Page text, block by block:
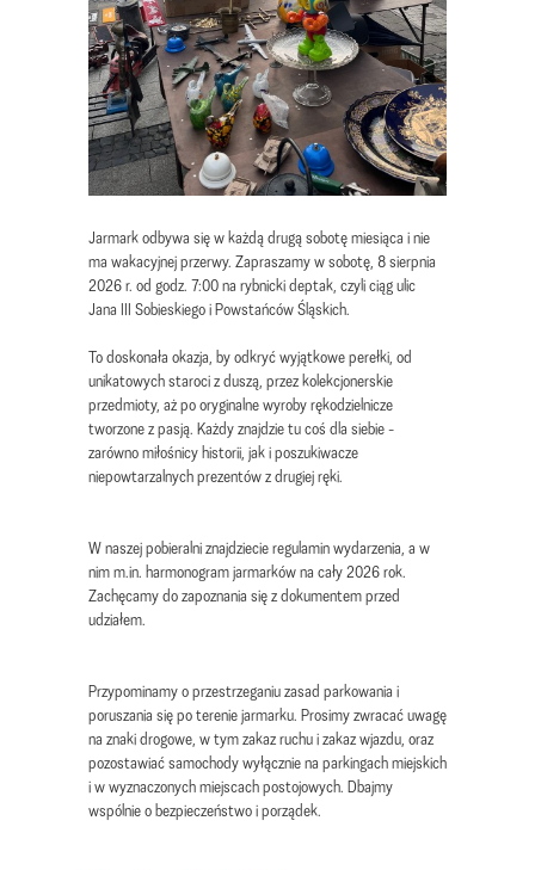
Jarmark odbywa się w każdą drugą sobotę miesiąca i nie
ma wakacyjnej przerwy. Zapraszamy w sobotę, 8 sierpnia
2026 r. od godz. 7:00 na rybnicki deptak, czyli ciąg ulic
Jana III Sobieskiego i Powstańców Śląskich.
To doskonała okazja, by odkryć wyjątkowe perełki, od
unikatowych staroci z duszą, przez kolekcjonerskie
przedmioty, aż po oryginalne wyroby rękodzielnicze
tworzone z pasją. Każdy znajdzie tu coś dla siebie -
zarówno miłośnicy historii, jak i poszukiwacze
niepowtarzalnych prezentów z drugiej ręki.
W naszej pobieralni znajdziecie regulamin wydarzenia, a w
nim m.in. harmonogram jarmarków na cały 2026 rok.
Zachęcamy do zapoznania się z dokumentem przed
udziałem.
Przypominamy o przestrzeganiu zasad parkowania i
poruszania się po terenie jarmarku. Prosimy zwracać uwagę
na znaki drogowe, w tym zakaz ruchu i zakaz wjazdu, oraz
pozostawiać samochody wyłącznie na parkingach miejskich
i w wyznaczonych miejscach postojowych. Dbajmy
wspólnie o bezpieczeństwo i porządek.